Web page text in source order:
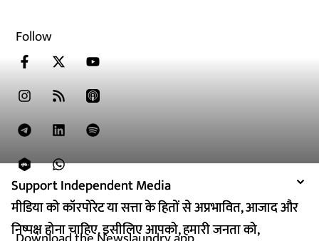
Support Independent Media
मीडिया को कॉरपोरेट या सत्ता के हितों से अप्रभावित, आजाद और
निष्पक्ष होना चाहिए. इसीलिए आपको, हमारी जनता को,
Support Independent Media
मीडिया को कॉरपोरेट या सत्ता के हितों से अप्रभावित, आजाद और
निष्पक्ष होना चाहिए. इसीलिए आपको, हमारी जनता को,
Follow